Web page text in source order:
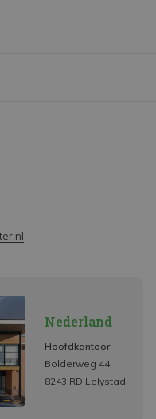
Nederland
Hoofdkantoor
Bolderweg 44
8243 RD Lelystad